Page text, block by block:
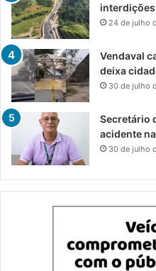
24 de julho
Vendaval
deixa
30 de julho
Secretário
acidente
30 de julho